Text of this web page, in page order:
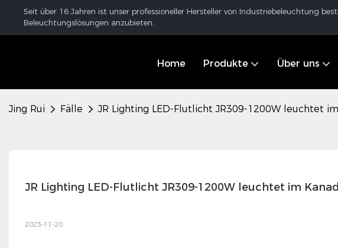
Seit über 16 Jahren ist unser professioneller Hersteller von Industriebeleuchtung
Beleuchtungslösungen anzubieten.
Home Produkte Über uns
Jing Rui Fälle JR Lighting LED-Flutlicht JR309-1200W leuchtet
JR Lighting LED-Flutlicht JR309-1200W leuchtet im
2023-11-20